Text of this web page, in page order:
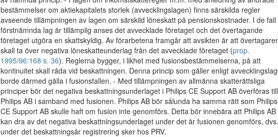
bestämmelser om aktiekapitalets storlek (avvecklingslagen) finns särskilda regler
avseende tillämpningen av lagen om särskild löneskatt på pensionskostnader. I de fall
förstnämnda lag är tillämplig anses det avvecklade företaget och det övertagande
företaget utgöra en skattskyldig. Av förarbetena framgår att avsikten är att
skall ta över negativa löneskatteunderlag från det avvecklade företaget (prop.
1995/96:168 s. 36). Reglerna bygger, i likhet med fusionsbestämmelserna, på att
kontinuitet skall råda vid beskattningen. Denna princip som gäller enligt
borde därmed gälla i fusionsfallen. - Med tillämpningen av allmänna skatterättsliga
principer bör det negativa beskattningsunderlaget i Philips CE Support AB överföras till
Philips AB i samband med fusionen. Philips AB bör sålunda ha samma rätt som Philips
CE Support AB skulle haft om fusion inte genomförs. Detta bör innebära att Philips AB
kan dra av det negativa beskattningsunderlaget under det år fusionen genomförs, dvs.
under det beskattningsår registrering sker hos PRV.